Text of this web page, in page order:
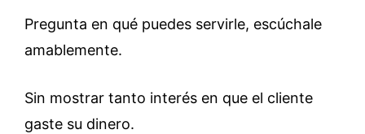
Pregunta en qué puedes servirle, escúchale
amablemente.
Sin mostrar tanto interés en que el cliente
gaste su dinero.